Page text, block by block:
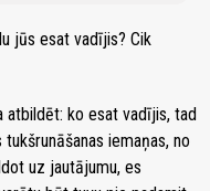
jūs esat vadījis? Cik
ko esat vadījis, tad
iemaņas, no
uz jautājumu, es